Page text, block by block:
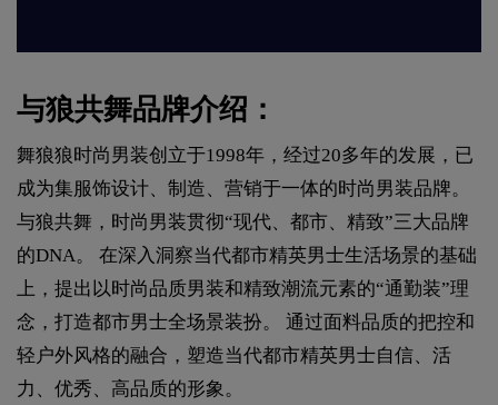
与狼共舞品牌介绍：
舞狼狼时尚男装创立于1998年，经过20多年的发展，已
成为集服饰设计、制造、营销于一体的时尚男装品牌。
与狼共舞，时尚男装贯彻“现代、都市、精致”三大品牌
的DNA。 在深入洞察当代都市精英男士生活场景的基础
上，提出以时尚品质男装和精致潮流元素的“通勤装”理
念，打造都市男士全场景装扮。 通过面料品质的把控和
轻户外风格的融合，塑造当代都市精英男士自信、活
力、优秀、高品质的形象。